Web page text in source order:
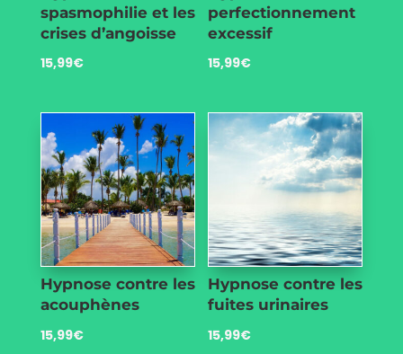
spasmophilie et les
crises d’angoisse
15,99€
perfectionnement
excessif
15,99€
Hypnose contre les
acouphènes
15,99€
Hypnose contre les
fuites urinaires
15,99€